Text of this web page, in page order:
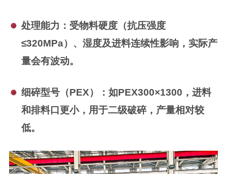
‌处理能力‌：受物料硬度（抗压强度
≤320MPa）、湿度及进料连续性影响，实际产
量会有波动。
‌细碎型号（PEX）：如PEX300×1300，进料
和排料口更小，用于二级破碎，产量相对较
低。